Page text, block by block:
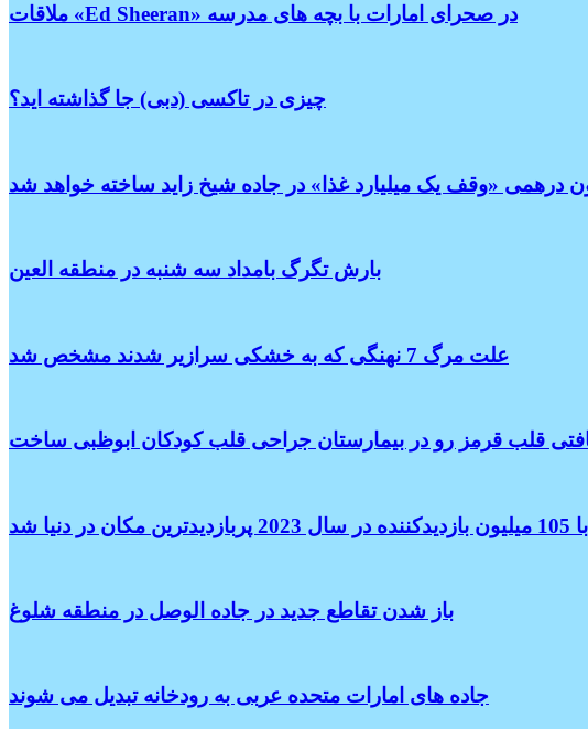
ملاقات «Ed Sheeran» در صحرای امارات با بچه های مدرسه
چیزی در تاکسی (دبی) جا گذاشته اید؟
بارش تگرگ بامداد سه شنبه در منطقه العین
علت مرگ 7 نهنگی که به خشکی سرازیر شدند مشخص شد
قلب قرمز رو در بیمارستان جراحی قلب کودکان ابوظبی ساخت
شد
باز شدن تقاطع جدید در جاده الوصل در منطقه شلوغ
جاده های امارات متحده عربی به رودخانه تبدیل می شوند